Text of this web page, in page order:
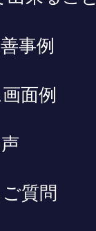
事例
面例
質問